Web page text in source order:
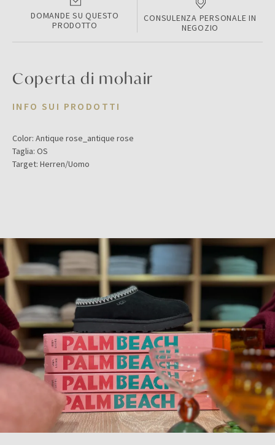
DOMANDE SU QUESTO
PRODOTTO
CONSULENZA PERSONALE IN
NEGOZIO
Coperta di mohair
INFO SUI PRODOTTI
Color: Antique rose_antique rose
Taglia: OS
Target: Herren/Uomo